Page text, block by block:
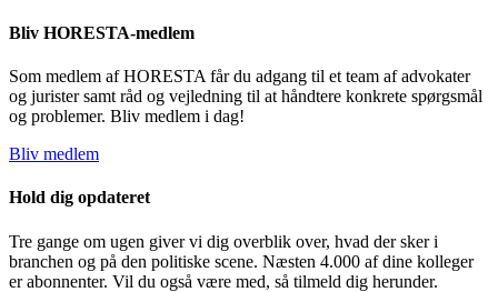
Bliv HORESTA-medlem
Som medlem af HORESTA får du adgang til et team af advokater
og jurister samt råd og vejledning til at håndtere konkrete spørgsmål
og problemer. Bliv medlem i dag!
Bliv medlem
Hold dig opdateret
Tre gange om ugen giver vi dig overblik over, hvad der sker i
branchen og på den politiske scene. Næsten 4.000 af dine kolleger
er abonnenter. Vil du også være med, så tilmeld dig herunder.